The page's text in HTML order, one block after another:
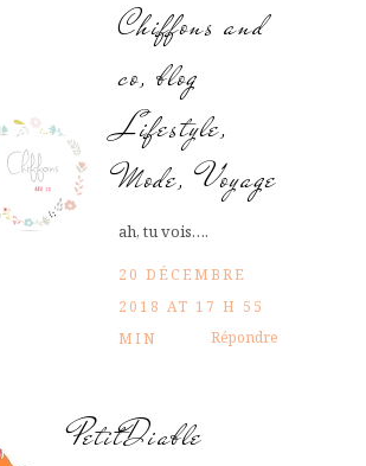
Chiffons and
co, blog
Lifestyle,
Mode, Voyage
ah, tu vois….
20 DÉCEMBRE
2018 AT 17 H 55
MIN
Répondre
PetitDiable